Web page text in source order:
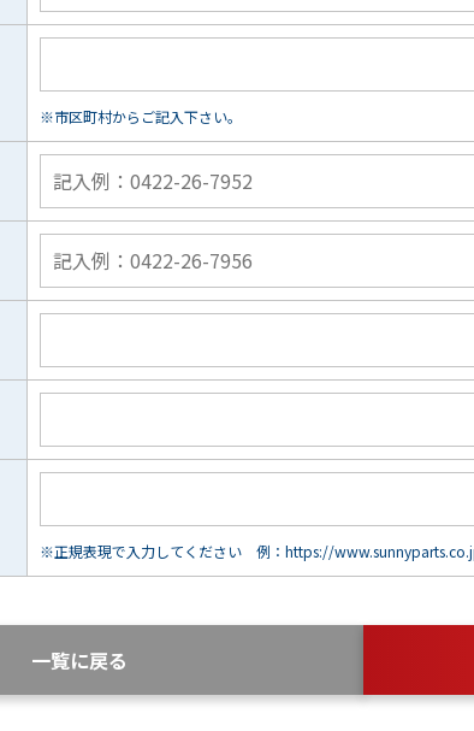
※市区町村からご記入下さい。
※正規表現で入力してください 例：https://
一覧に戻る